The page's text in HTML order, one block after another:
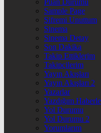
Puan Durumu
Sample Page
Şifremi Unuttum
Sinema
Sinema Detay
Son Dakika
Takip Ettiklerim
Takipçilerim
Yayın Akışları
Yayın Akışları 2
Yazarlar
Yazdığım
Yol Durumu
Yol Durumu 2
Yorumlarım